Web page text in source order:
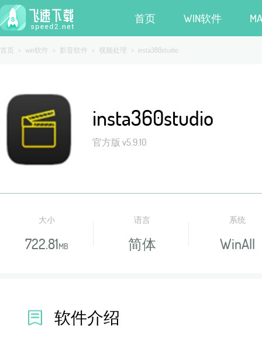
首页 WIN软件
首页 > win软件 > 影音软件 > 视频处理 > insta360studio
insta360studio
官方版 v5.9.10
大小
722.81MB
语言
简体
系统
WinAll
软件介绍